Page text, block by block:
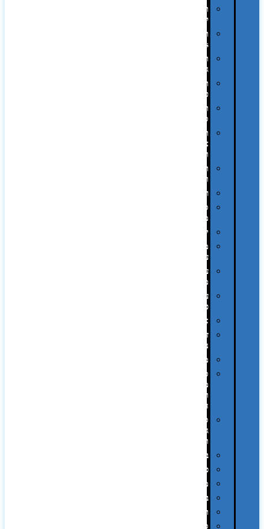
תיקים
לכנסים
תיקי
Swiss
תיקי
תיקי
טיולים
תיקי
ספורט
תיקי
ומכתביות
תערוכות
וכנסים
רמקולים
סוכריות
ממותגות
יודאיקה
מארזי
עטים
עטי
מתכת
עטי
פלסטיק
אוזניות
זכרונות
ניידים
מפצלים
סביבת
מחשב
וציוד
היקפי
סוללות
גיבוי
ומטענים
ביגוד
כובעים
מגבות
בקבוקים
תרמי
ספלים